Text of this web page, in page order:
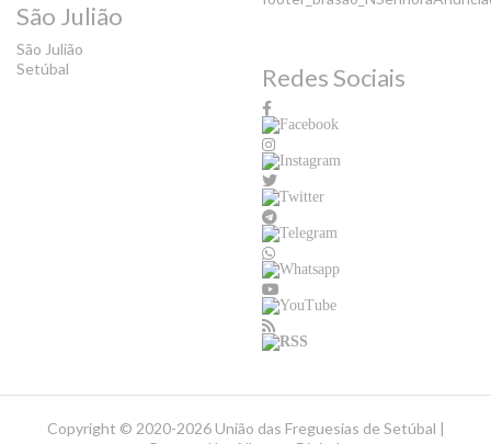
São Julião
São Julião
Setúbal
Redes Sociais
Copyright © 2020-2026 União das Freguesias de Setúbal |